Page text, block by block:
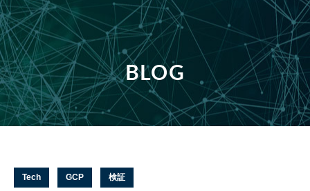
BLOG
Tech GCP 検証